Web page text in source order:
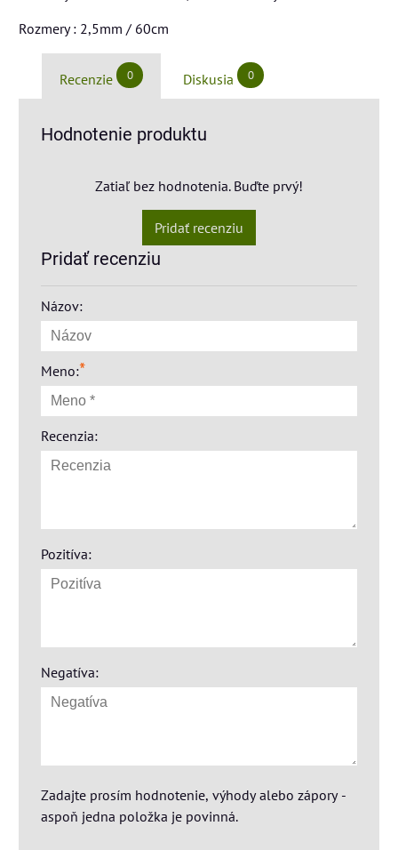
Rozmery : 2,5mm / 60cm
Recenzie 0 Diskusia 0
Hodnotenie produktu
Zatiaľ bez hodnotenia. Buďte prvý!
Pridať recenziu
Pridať recenziu
Názov:
Meno:*
Recenzia:
Pozitíva:
Negatíva:
Zadajte prosím hodnotenie, výhody alebo zápory -
aspoň jedna položka je povinná.